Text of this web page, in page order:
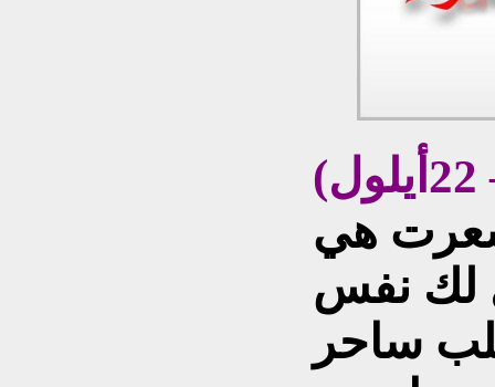
هي
لك نفس
ساحر